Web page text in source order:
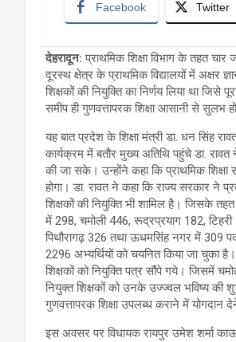
Facebook Twitter
देहरादून: प्राथमिक शिक्षा विभाग के तहत
दूरस्थ क्षेत्र के प्राथमिक विद्यालयों में अक्षर
शिक्षकों की नियुक्ति का निर्णय लिया था
समीप ही गुणवत्तापरक शिक्षा आसानी से सुलभ
यह बात प्रदेश के शिक्षा मंत्री डा. धन सिंह
कार्यक्रम में बतौर मुख्य अतिथि पहुंचे डा. रावत
की जा सके। उन्होंने कहा कि प्राथमिक
होगा। डा. रावत ने कहा कि राज्य सरकार ने
शिक्षकों की नियुक्ति भी शामिल है। जिसके तहत
में 298, चमोली 446, रूद्रप्रयाग 182, टिहरी
पिथौरागढ़ 326 तथा ऊधमसिंह नगर में 309
2296 अभ्यर्थियों को चयनित किया जा चुका
शिक्षकों को नियुक्ति पत्र सौंपे गये। जिसमें
नियुक्त शिक्षकों को उनके उज्ज्वल भविष्य की
गुणवत्तापरक शिक्षा उपलब्ध कराने में योगदान
इस अवसर पर विधायक रायपुर उमेश शर्मा